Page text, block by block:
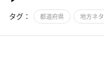
タグ： 都道府県 地方ネタ